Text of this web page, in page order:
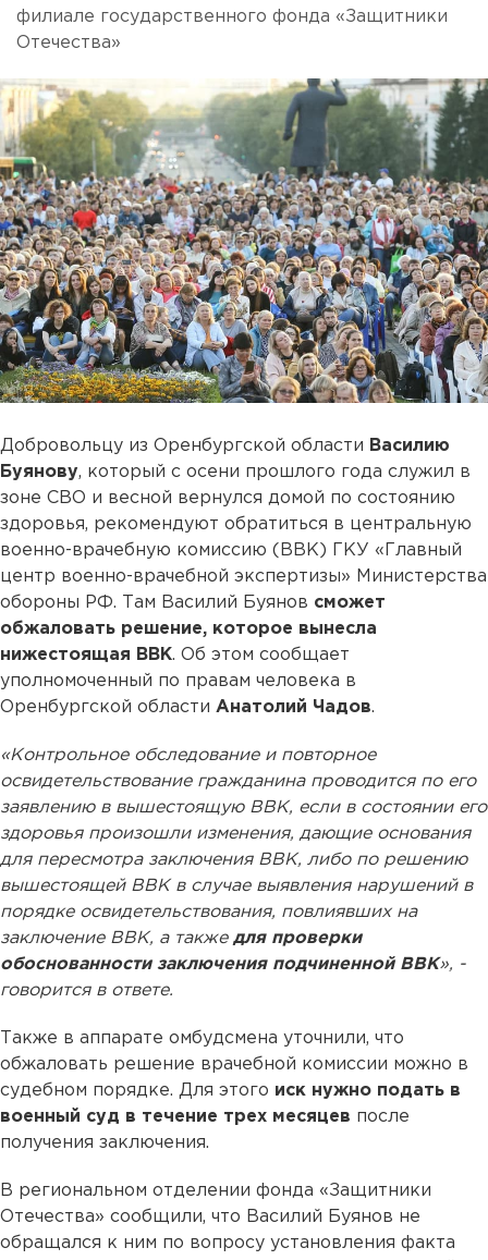
филиале государственного фонда «Защитники
Отечества»
Добровольцу из Оренбургской области Василию
Буянову, который с осени прошлого года служил в
зоне СВО и весной вернулся домой по состоянию
здоровья, рекомендуют обратиться в центральную
военно-врачебную комиссию (ВВК) ГКУ «Главный
центр военно-врачебной экспертизы» Министерства
обороны РФ. Там Василий Буянов сможет
обжаловать решение, которое вынесла
нижестоящая ВВК. Об этом сообщает
уполномоченный по правам человека в
Оренбургской области Анатолий Чадов.
«Контрольное обследование и повторное
освидетельствование гражданина проводится по его
заявлению в вышестоящую ВВК, если в состоянии его
здоровья произошли изменения, дающие основания
для пересмотра заключения ВВК, либо по решению
вышестоящей ВВК в случае выявления нарушений в
порядке освидетельствования, повлиявших на
заключение ВВК, а также для проверки
обоснованности заключения подчиненной ВВК», -
говорится в ответе.
Также в аппарате омбудсмена уточнили, что
обжаловать решение врачебной комиссии можно в
судебном порядке. Для этого иск нужно подать в
военный суд в течение трех месяцев после
получения заключения.
В региональном отделении фонда «Защитники
Отечества» сообщили, что Василий Буянов не
обращался к ним по вопросу установления факта